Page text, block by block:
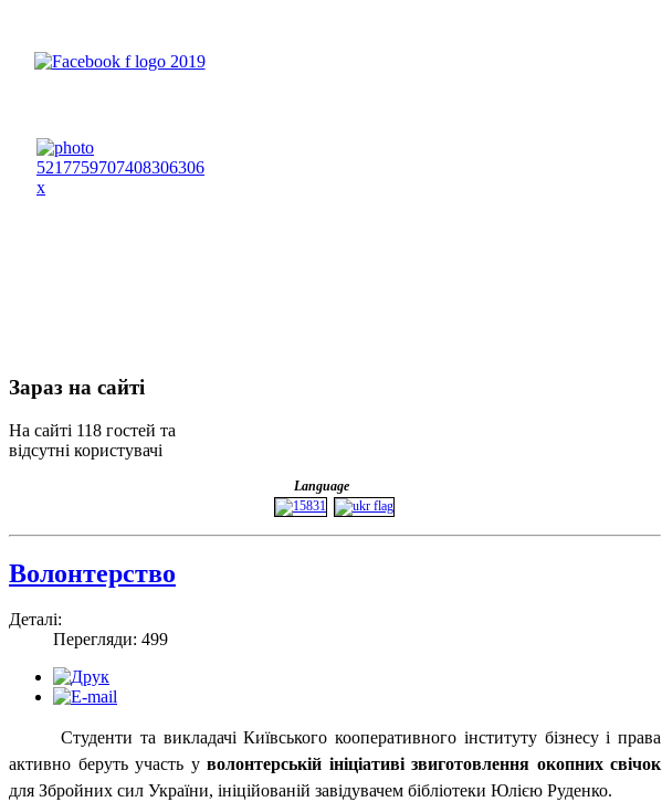
Зараз на сайті
На сайті 118 гостей та
відсутні користувачі
Language
Волонтерство
Деталі:
Перегляди: 499
Студенти та викладачі Київського кооперативного інституту бізнесу і права
активно беруть участь у волонтерській ініціативі звиготовлення окопних свічок
для Збройних сил України, ініційованій завідувачем бібліотеки Юлією Руденко.